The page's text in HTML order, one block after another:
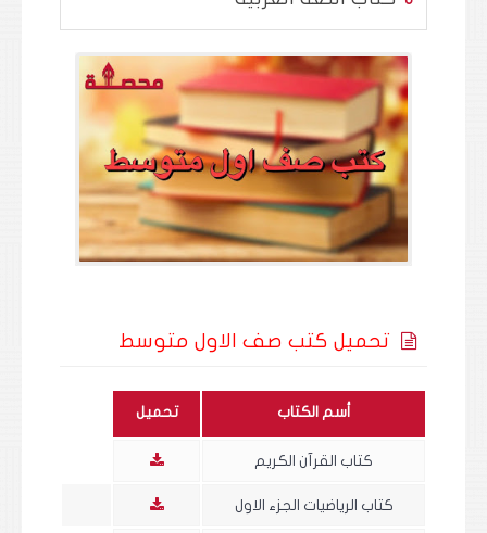
تحميل كتب صف الاول متوسط
أسم الكتاب تحميل
كتاب القرآن الكريم
كتاب الرياضيات الجزء الاول